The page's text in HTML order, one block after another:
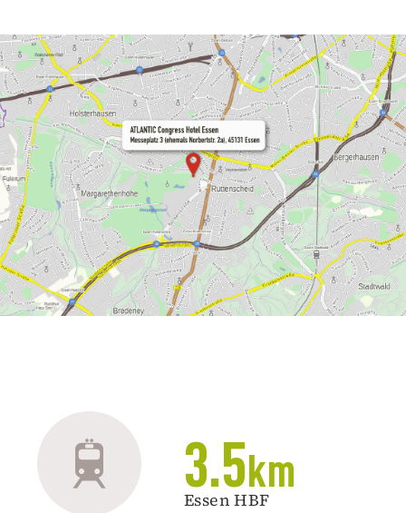
3.5 km
Essen HBF